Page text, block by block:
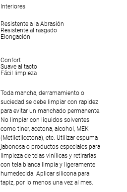
Interiores
Resistente a la Abrasión
Resistente al rasgado
Elongación
Confort
Suave al tacto
Fácil limpieza
Toda mancha, derramamiento o
suciedad se debe limpiar con rapidez
para evitar un manchado permanente.
No limpiar con líquidos solventes
como tiner, acetona, alcohol, MEK
(Metiletilcetona), etc. Utilizar espuma
jabonosa o productos especiales para
limpieza de telas vinílicas y retirarlas
con tela blanca limpia y ligeramente
humedecida. Aplicar silicona para
tapiz, por lo menos una vez al mes.